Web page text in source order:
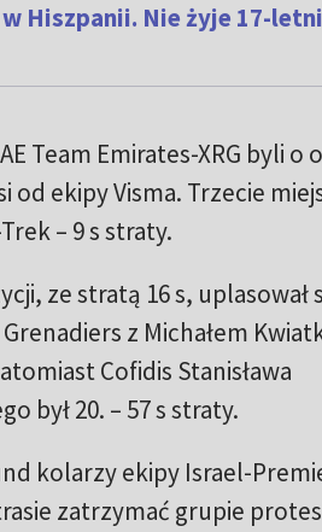
Hiszpanii. Nie żyje 17-
Team Emirates-XRG byli o
od ekipy Visma. Trzecie
– 9 s straty.
ze stratą 16 s, uplasował
z Michałem
Cofidis Stanisława
był 20. – 57 s straty.
kolarzy ekipy Israel-
zatrzymać grupie